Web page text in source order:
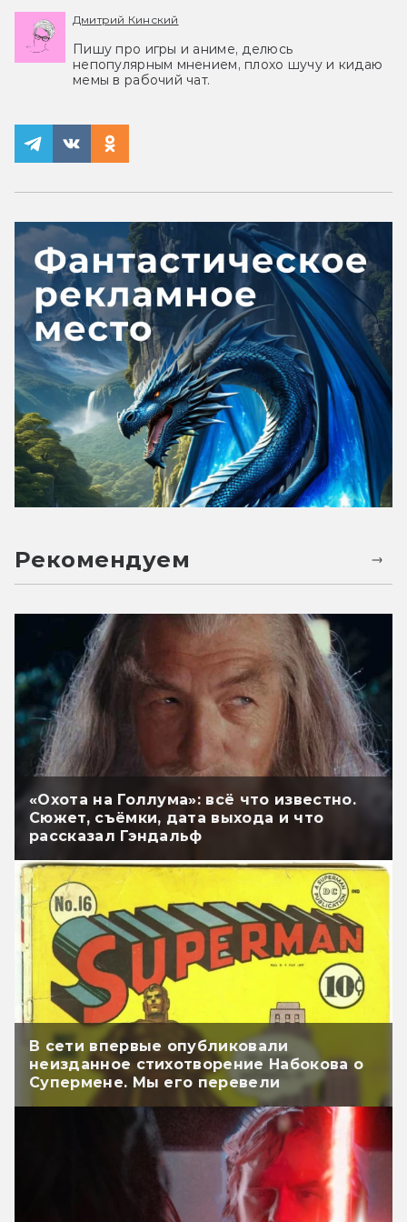
Дмитрий Кинский
Пишу про игры и аниме, делюсь
непопулярным мнением, плохо шучу и кидаю
мемы в рабочий чат.
Рекомендуем
«Охота на Голлума»: всё что известно.
Сюжет, съёмки, дата выхода и что
рассказал Гэндальф
В сети впервые опубликовали
неизданное стихотворение Набокова о
Супермене. Мы его перевели